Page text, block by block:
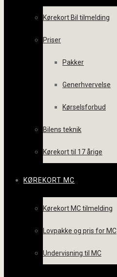
Kørekort Bil tilmelding
Priser
Pakker
Generhvervelse
Kørselsforbud
Bilens teknik
Kørekort til 17 årige
KØREKORT MC
Kørekort MC tilmelding
Lovpakke og pris for MC
Undervisning til MC